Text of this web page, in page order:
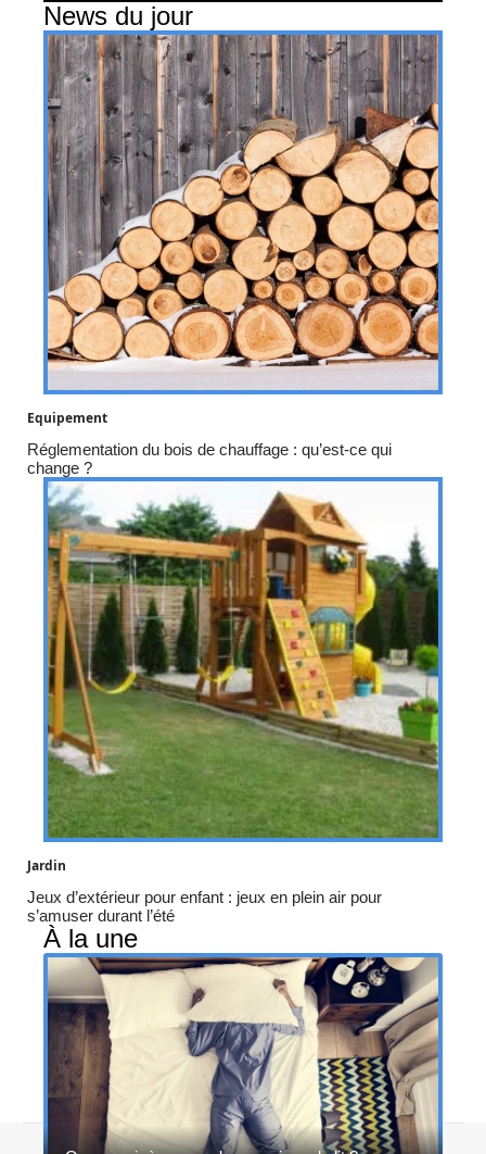
News du jour
Equipement
Réglementation du bois de chauffage : qu’est-ce qui
change ?
Jardin
Jeux d’extérieur pour enfant : jeux en plein air pour
s’amuser durant l’été
À la une